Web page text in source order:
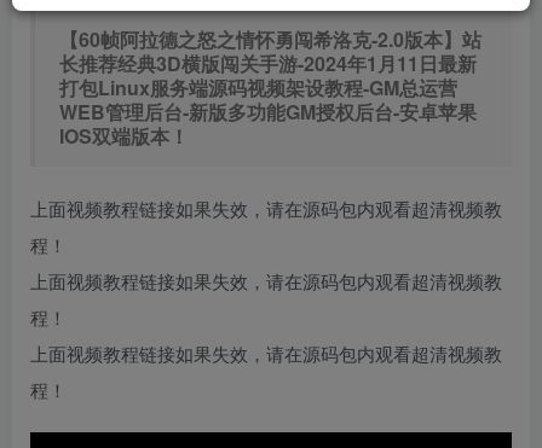
【60帧阿拉德之怒之情怀勇闯希洛克-2.0版本】站
长推荐经典3D横版闯关手游-2024年1月11日最新
打包Linux服务端源码视频架设教程-GM总运营
WEB管理后台-新版多功能GM授权后台-安卓苹果
IOS双端版本！
上面视频教程链接如果失效，请在源码包内观看超清视频教
程！
上面视频教程链接如果失效，请在源码包内观看超清视频教
程！
上面视频教程链接如果失效，请在源码包内观看超清视频教
程！